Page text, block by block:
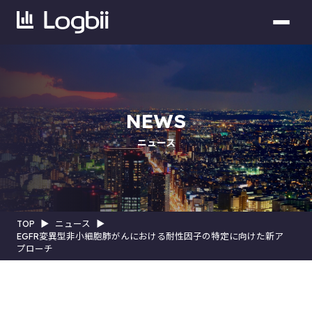
NEWS
ニュース
TOP ▶︎ ニュース
▶︎
EGFR変異型非小細胞肺がんにおける耐性因子の特定に向けた新ア
プローチ